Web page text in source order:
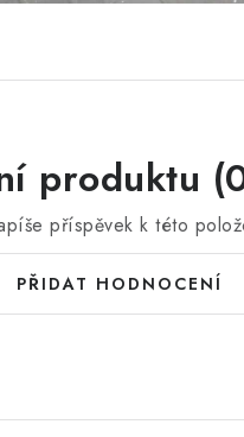
produktu
příspěvek k této
PŘIDAT HODNOCENÍ